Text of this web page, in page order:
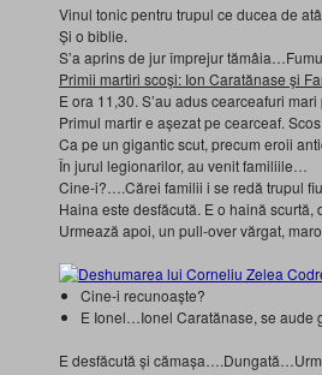
Vinul tonic pentru trupul ce ducea de
Şi o biblie.
S’a aprins de jur împrejur
Primii martiri scoşi: Ion Caratănase şi
E ora 11,30. S’au adus cearceafuri
Primul martir e aşezat pe cearceaf.
Ca pe un gigantic scut, precum eroii
În jurul legionarilor, au venit familiile…
Cine-i?….Cărei familii i se redă trupul
Haina este desfăcută. E o haină
Urmează apoi, un pull-over vărgat,
Cine-i recunoaşte?
E Ionel…Ionel Caratănase, se aude
E desfăcută şi